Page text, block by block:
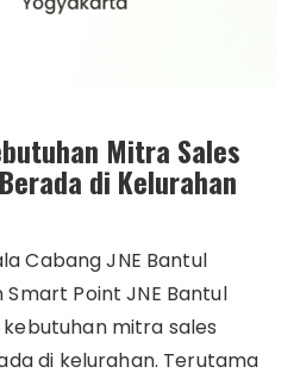
Mitra Sales
di Kelurahan
Cabang JNE Bantul
Point JNE Bantul
mitra sales
di kelurahan. Terutama